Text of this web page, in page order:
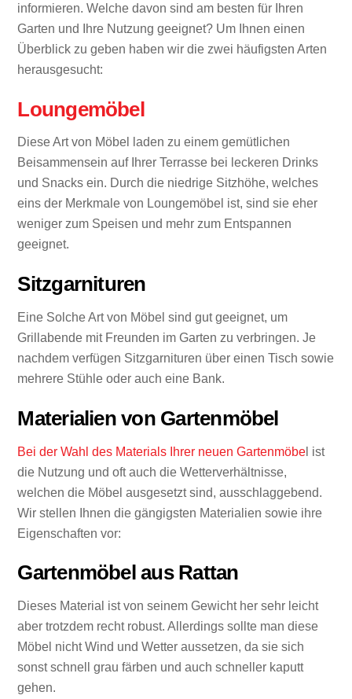
informieren. Welche davon sind am besten für Ihren
Garten und Ihre Nutzung geeignet? Um Ihnen einen
Überblick zu geben haben wir die zwei häufigsten Arten
herausgesucht:
Loungemöbel
Diese Art von Möbel laden zu einem gemütlichen
Beisammensein auf Ihrer Terrasse bei leckeren Drinks
und Snacks ein. Durch die niedrige Sitzhöhe, welches
eins der Merkmale von Loungemöbel ist, sind sie eher
weniger zum Speisen und mehr zum Entspannen
geeignet.
Sitzgarnituren
Eine Solche Art von Möbel sind gut geeignet, um
Grillabende mit Freunden im Garten zu verbringen. Je
nachdem verfügen Sitzgarnituren über einen Tisch sowie
mehrere Stühle oder auch eine Bank.
Materialien von Gartenmöbel
Bei der Wahl des Materials Ihrer neuen Gartenmöbe l ist
die Nutzung und oft auch die Wetterverhältnisse,
welchen die Möbel ausgesetzt sind, ausschlaggebend.
Wir stellen Ihnen die gängigsten Materialien sowie ihre
Eigenschaften vor:
Gartenmöbel aus Rattan
Dieses Material ist von seinem Gewicht her sehr leicht
aber trotzdem recht robust. Allerdings sollte man diese
Möbel nicht Wind und Wetter aussetzen, da sie sich
sonst schnell grau färben und auch schneller kaputt
gehen.